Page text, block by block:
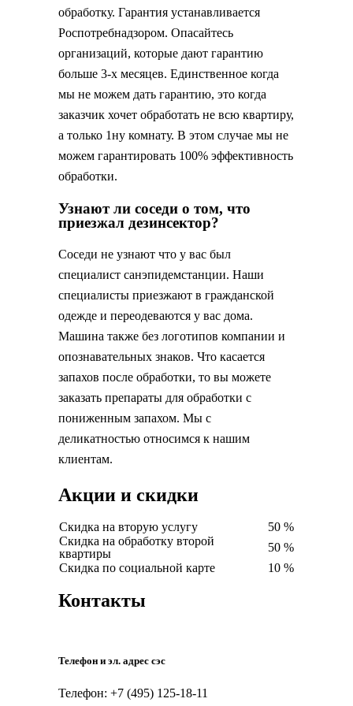
обработку. Гарантия устанавливается
Роспотребнадзором. Опасайтесь
организаций, которые дают гарантию
больше 3-х месяцев. Единственное когда
мы не можем дать гарантию, это когда
заказчик хочет обработать не всю квартиру,
а только 1ну комнату. В этом случае мы не
можем гарантировать 100% эффективность
обработки.
Узнают ли соседи о том, что
приезжал дезинсектор?
Соседи не узнают что у вас был
специалист санэпидемстанции. Наши
специалисты приезжают в гражданской
одежде и переодеваются у вас дома.
Машина также без логотипов компании и
опознавательных знаков. Что касается
запахов после обработки, то вы можете
заказать препараты для обработки с
пониженным запахом. Мы с
деликатностью относимся к нашим
клиентам.
Акции и скидки
Скидка на вторую услугу
50 %
Скидка на обработку второй
квартиры
50 %
Скидка по социальной карте
10 %
Контакты
Телефон и эл. адрес сэс
Телефон: +7 (495) 125-18-11